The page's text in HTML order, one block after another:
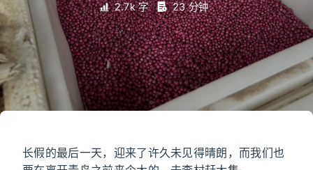
2.7k 字
23 分钟
长假的最后一天，迎来了许久未见得晴朗，而我们也